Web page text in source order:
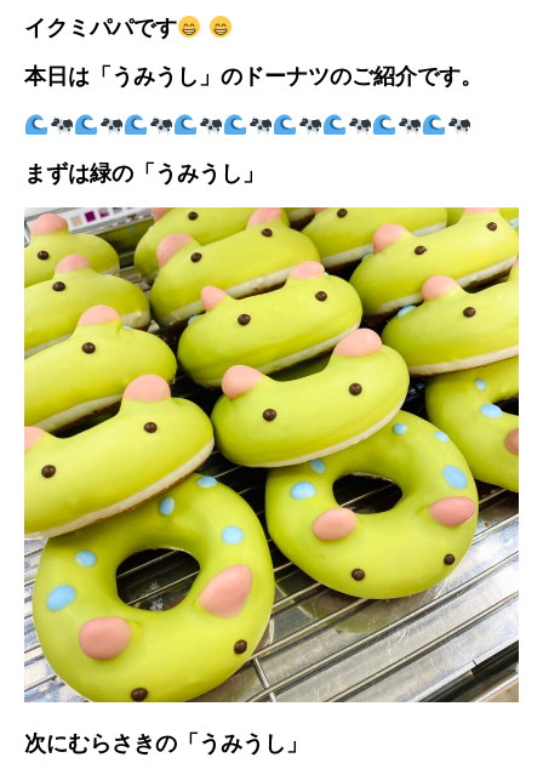
イクミパパです
本日は「うみうし」のドーナツのご紹介です。
まずは緑の「うみうし」
次にむらさきの「うみうし」